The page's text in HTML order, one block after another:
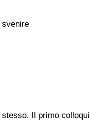
Il primo